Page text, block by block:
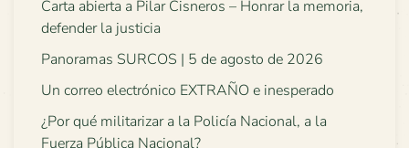
Carta abierta a Pilar Cisneros – Honrar la memoria,
defender la justicia
Panoramas SURCOS | 5 de agosto de 2026
Un correo electrónico EXTRAÑO e inesperado
¿Por qué militarizar a la Policía Nacional, a la
Fuerza Pública Nacional?